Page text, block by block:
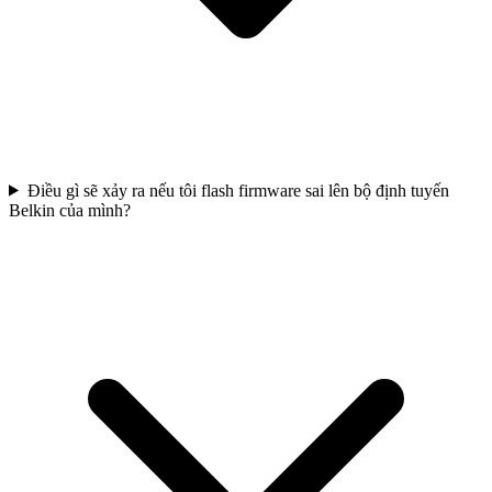
Điều gì sẽ xảy ra nếu tôi flash firmware sai lên bộ định tuyến
Belkin của mình?